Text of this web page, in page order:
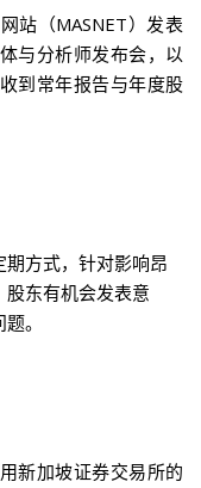
站（MASNET）发表
与分析师发布会，以
到常年报告与年度股
方式，针对影响昂
东有机会发表意
。
新加坡证券交易所的